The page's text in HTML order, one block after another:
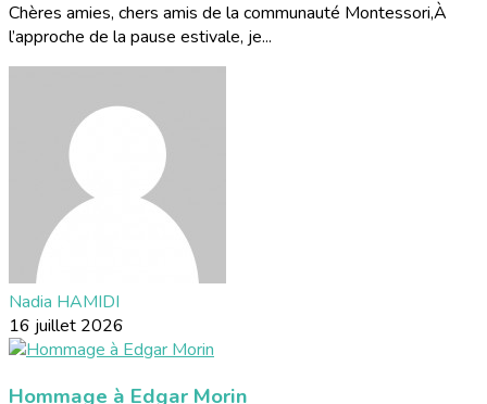
Chères amies, chers amis de la communauté Montessori,À
l’approche de la pause estivale, je...
Nadia HAMIDI
16 juillet 2026
Hommage à Edgar Morin